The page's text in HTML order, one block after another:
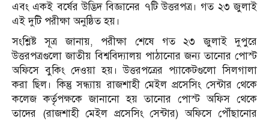
এবং একই বর্ষের উদ্ভিদ বিজ্ঞানের ৭টি উত্তরপত্র। গত ২৩ জুলাই
এই দুটি পরীক্ষা অনুষ্ঠিত হয়।
সংশ্লিষ্ট সূত্র জানায়, পরীক্ষা শেষে গত ২৩ জুলাই দুপুরে
উত্তরপত্রগুলো জাতীয় বিশ্ববিদ্যালয় পাঠানোর জন্য তানোর পোস্ট
অফিসে বুকিং দেওয়া হয়। উত্তরপত্রের প্যাকেটগুলো সিলগালা
করা ছিল। কিন্তু সন্ধ্যায় রাজশাহী মেইল প্রসেসিং সেন্টার থেকে
কলেজ কর্তৃপক্ষকে জানানো হয় তানোর পোস্ট অফিস থেকে
তাদের (রাজশাহী মেইল প্রসেসিং সেন্টার) অফিসে পৌঁছানোর